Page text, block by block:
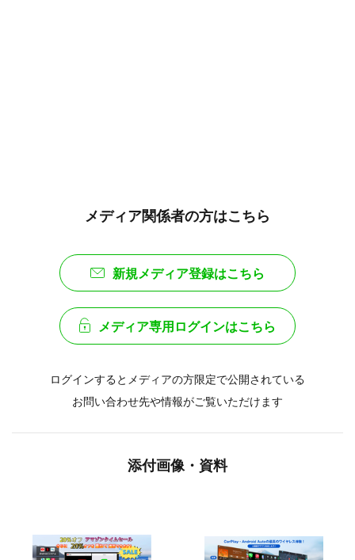
メディア関係者の方はこちら
新規メディア登録はこちら
メディア専用ログインはこちら
ログインするとメディアの方限定で公開されている
お問い合わせ先や情報がご覧いただけます
添付画像・資料